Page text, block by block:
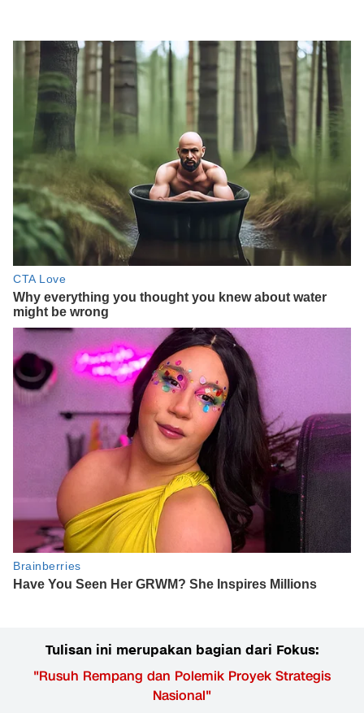
Tulisan ini merupakan bagian dari Fokus:
"Rusuh Rempang dan Polemik Proyek Strategis
Nasional"